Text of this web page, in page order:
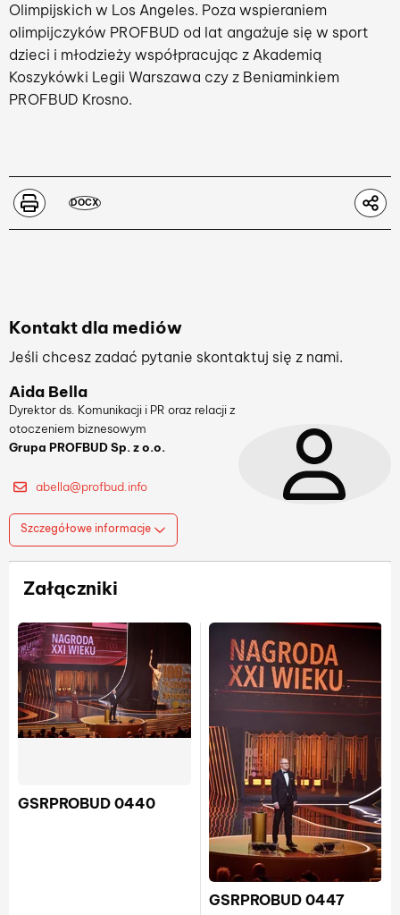
Olimpijskich w Los Angeles. Poza wspieraniem
olimpijczyków PROFBUD od lat angażuje się w sport
dzieci i młodzieży współpracując z Akademią
Koszykówki Legii Warszawa czy z Beniaminkiem
PROFBUD Krosno.
DOCX
Kontakt dla mediów
Jeśli chcesz zadać pytanie skontaktuj się z nami.
Aida Bella
Dyrektor ds. Komunikacji i PR oraz relacji z
otoczeniem biznesowym
Grupa PROFBUD Sp. z o.o.
abella@profbud.info
Szczegółowe informacje
Załączniki
GSRPROBUD 0440
GSRPROBUD 0447